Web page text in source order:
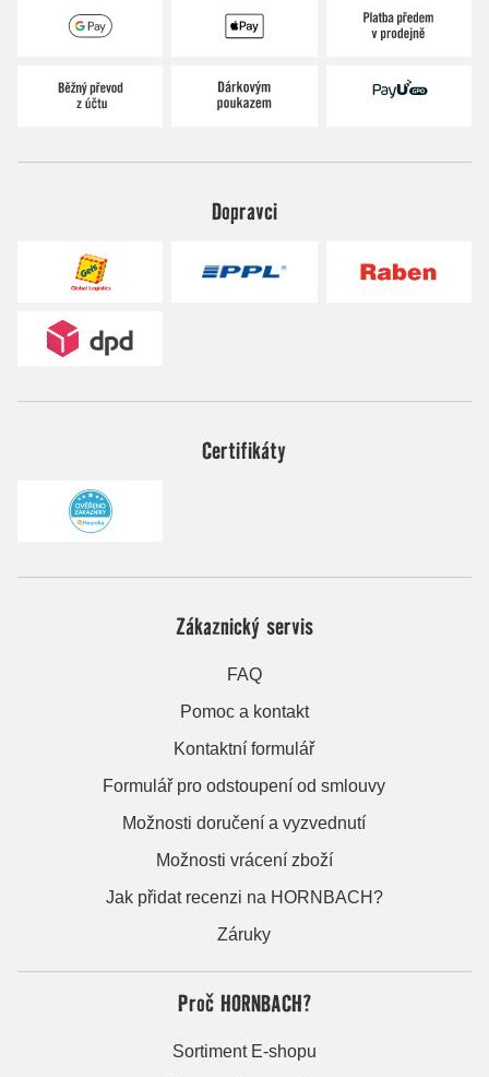
Dopravci
Certifikáty
Zákaznický servis
FAQ
Pomoc a kontakt
Kontaktní formulář
Formulář pro odstoupení od smlouvy
Možnosti doručení a vyzvednutí
Možnosti vrácení zboží
Jak přidat recenzi na HORNBACH?
Záruky
Proč HORNBACH?
Sortiment E-shopu